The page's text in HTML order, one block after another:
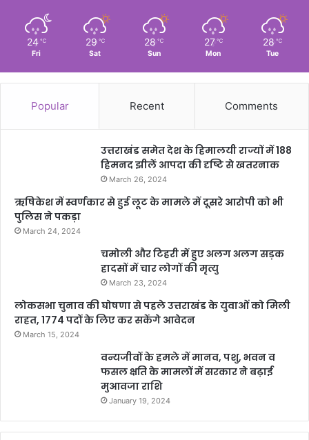
24 ℃
Fri
29 ℃
Sat
28 ℃
Sun
27 ℃
Mon
28 ℃
Tue
Popular Recent Comments
उत्तराखंड समेत देश के हिमालयी राज्यों में 188
हिमनद झीलें आपदा की दृष्टि से खतरनाक
March 26, 2024
ऋषिकेश में स्वर्णकार से हुई लूट के मामले में दूसरे आरोपी को भी
पुलिस ने पकड़ा
March 24, 2024
चमोली और टिहरी में हुए अलग अलग सड़क
हादसों में चार लोगों की मृत्यु
March 23, 2024
लोकसभा चुनाव की घोषणा से पहले उत्तराखंड के युवाओं को मिली
राहत, 1774 पदों के लिए कर सकेंगे आवेदन
March 15, 2024
वन्यजीवों के हमले में मानव, पशु, भवन व
फसल क्षति के मामलों में सरकार ने बढ़ाई
मुआवजा राशि
January 19, 2024